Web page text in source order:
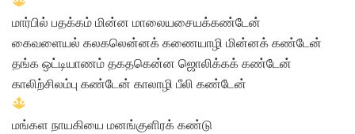
மார்பில் பதக்கம் மின்ன மாலையசையக்கண்டேன்
கைவளையல் கலகலென்னக் கணையாழி மின்னக் கண்டேன்
தங்க ஒட்டியாணம் தகதகென்ன ஜொலிக்கக் கண்டேன்
காலிற்சிலம்பு கண்டேன் காலாழி பீலி கண்டேன்
மங்கள நாயகியை மனங்குளிரக் கண்டு